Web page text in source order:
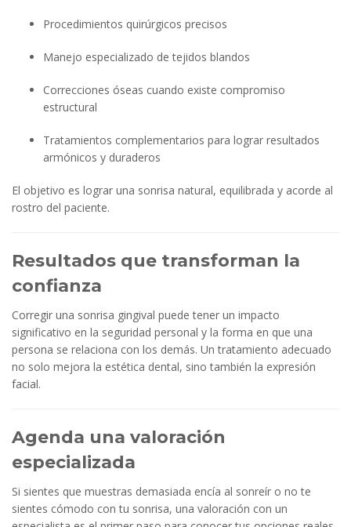
Procedimientos quirúrgicos precisos
Manejo especializado de tejidos blandos
Correcciones óseas cuando existe compromiso
estructural
Tratamientos complementarios para lograr resultados
armónicos y duraderos
El objetivo es lograr una sonrisa natural, equilibrada y acorde al
rostro del paciente.
Resultados que transforman la
confianza
Corregir una sonrisa gingival puede tener un impacto
significativo en la seguridad personal y la forma en que una
persona se relaciona con los demás. Un tratamiento adecuado
no solo mejora la estética dental, sino también la expresión
facial.
Agenda una valoración
especializada
Si sientes que muestras demasiada encía al sonreír o no te
sientes cómodo con tu sonrisa, una valoración con un